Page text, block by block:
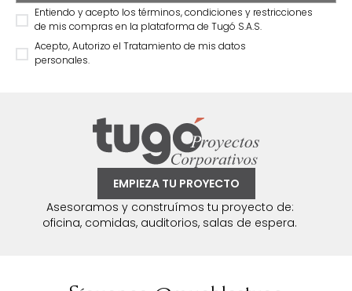
Entiendo y acepto los términos, condiciones y restricciones
de mis compras en la plataforma de Tugó S.A.S.
Acepto, Autorizo el Tratamiento de mis datos
personales.
EMPIEZA TU PROYECTO
Asesoramos y construímos tu proyecto de:
oficina, comidas, auditorios, salas de espera.